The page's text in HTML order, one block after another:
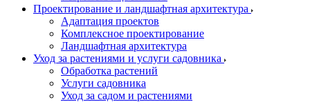
Проектирование и ландшафтная архитектура
Адаптация проектов
Комплексное проектирование
Ландшафтная архитектура
Уход за растениями и услуги садовника
Обработка растений
Услуги садовника
Уход за садом и растениями